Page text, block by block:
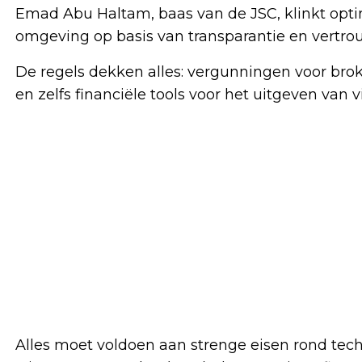
Emad Abu Haltam, baas van de JSC, klinkt
omgeving op basis van transparantie en
De regels dekken alles: vergunningen voor
en zelfs financiële tools voor het uitgeven van
Alles moet voldoen aan strenge eisen rond